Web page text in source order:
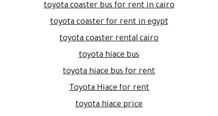
toyota coaster bus for rent in cairo
toyota coaster for rent in egypt
toyota coaster rental cairo
toyota hiace bus
toyota hiace bus for rent
Toyota Hiace for rent
toyota hiace price